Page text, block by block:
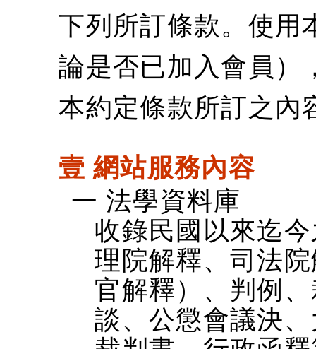
下列所訂條款。使用
論是否已加入會員）
本約定條款所訂之內
壹 網站服務內容
一 法學資料庫
收錄民國以來迄
理院解釋、司法
官解釋）、判例
談、公懲會議決